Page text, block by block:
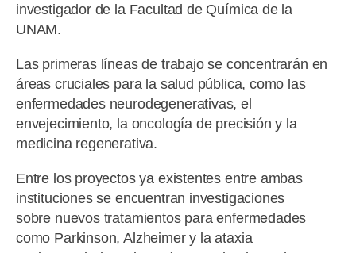
investigador de la Facultad de Química de la
UNAM.
Las primeras líneas de trabajo se concentrarán en
áreas cruciales para la salud pública, como las
enfermedades neurodegenerativas, el
envejecimiento, la oncología de precisión y la
medicina regenerativa.
Entre los proyectos ya existentes entre ambas
instituciones se encuentran investigaciones
sobre nuevos tratamientos para enfermedades
como Parkinson, Alzheimer y la ataxia